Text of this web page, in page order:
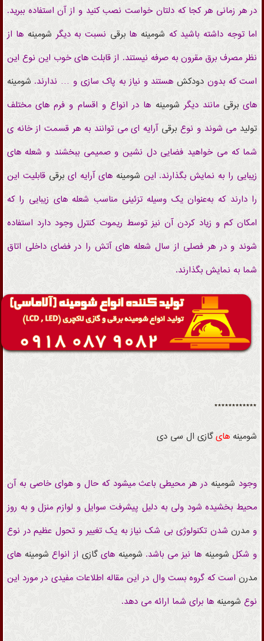
در هر زمانی هر کجا که دلتان خواست نصب کنید و از آن استفاده ببرید.
اما توجه داشته باشید که شومینه هابرقی نسبت به دیگر شومینهها از
نظر مصرف برق مقرون به صرفه نیستند. از قابلت های خوب این نوع این
است که بدون دودکشهستند و نیاز به پاک سازی و … ندارند. شومینه
های برقی مانند دیگر شومینه ها در انواع و اقسام و فرم های مختلف
تولید می شوند و نوع برقی آرایه ای می توانند به هر قسمت از خانه ی
شما که می خواهید فضایی دل نشین و صمیمی ببخشند و شعله های
زیبایی را به نمایش بگذارند. این شومینه های آرایه ایبرقی قابلیت این
را دارند که به‌عنوان یک وسیله‌ تزئینی مناسب شعله های زیبایی را که
امکان کم و زیاد کردن آن نیز توسط ریموت کنترل وجود دارد استفاده
شوند و در هر فصلی از سال شعله های آتش را در فضای داخلی اتاق
شما به نمایش بگذارند.
************
شومینههایگازی ال سی دی
وجود شومینهدر هر محیطی باعث میشود که حال و هوای خاصی به آن
محیط بخشیده شود ولی به دلیل پیشرفت سوایل و لوازم منزل و به روز
و مدرنشدن تکنولوژی بی شک نیاز به یک تغییر و تحول عظیم در نوع
و شکل شومینه ها نیز می باشد. شومینه هایگازی از انواع شومینه های
مدرن است که گروه بست وال در این مقاله اطلاعات مفیدی در مورد این
نوع شومینهها برای شما ارائه می دهد.